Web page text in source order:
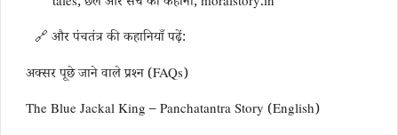
🔗 और पंचतंत्र की कहानियाँ पढ़ें:
अक्सर पूछे जाने वाले प्रश्न (FAQs)
The Blue Jackal King – Panchatantra Story (English)